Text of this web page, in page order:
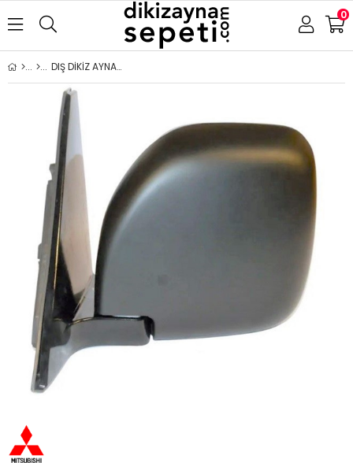
0
DIŞ DİKİZ AYNA MITSUBISHI MONTERO PAJERO 2001-2006 ELEKTRİKLİ SİYAH KAPAK SAĞ